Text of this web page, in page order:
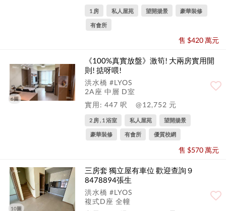
1 房 私人屋苑 望開揚景 豪華裝修
有會所
售 $420 萬元
6圖
《100%真實放盤》激筍! 大兩房實用開
則! 掂呀喂!
洪水橋 #LYOS
2A座 中層 D室
實用: 447 呎
@12,752 元
2 房 , 1 浴室 私人屋苑 望開揚景
豪華裝修 有會所 優質校網
售 $570 萬元
10圖
三房套 獨立屋有車位 歡迎查詢９
8478894張生
洪水橋 #LYOS
複式D座 全幢